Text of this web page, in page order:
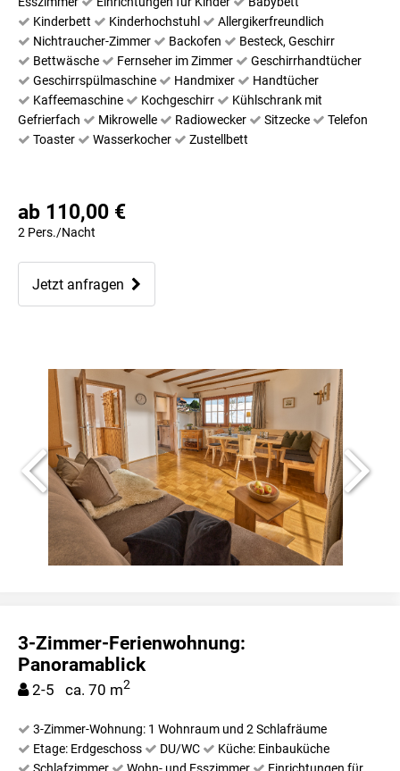
Kinderbett
Kinderhochstuhl
Allergikerfreundlich
Nichtraucher-Zimmer
Backofen
Besteck, Geschirr
Bettwäsche
Fernseher im Zimmer
Geschirrhandtücher
Geschirrspülmaschine
Handmixer
Handtücher
Kaffeemaschine
Kochgeschirr
Kühlschrank mit
Gefrierfach
Mikrowelle Radiowecker Sitzecke
Telefon
Toaster
Wasserkocher Zustellbett
ab 110,00 €
2 Pers./Nacht
Jetzt anfragen
3-Zimmer-Ferienwohnung:
Panoramablick
2-5 ca. 70 m2
3-Zimmer-Wohnung: 1 Wohnraum und 2 Schlafräume
Etage: Erdgeschoss
DU/WC
Küche: Einbauküche